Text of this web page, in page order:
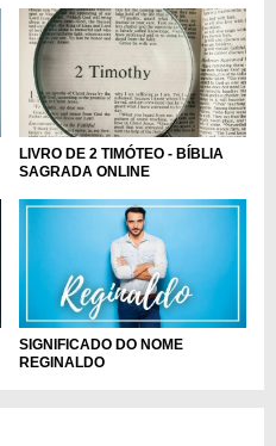
LIVRO DE 2 TIMÓTEO - BÍBLIA
SAGRADA ONLINE
SIGNIFICADO DO NOME
REGINALDO